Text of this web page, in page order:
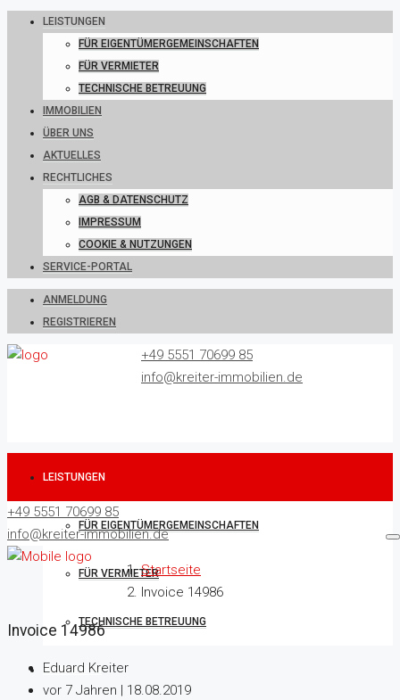
LEISTUNGEN
FÜR EIGENTÜMERGEMEINSCHAFTEN
FÜR VERMIETER
TECHNISCHE BETREUUNG
IMMOBILIEN
ÜBER UNS
AKTUELLES
RECHTLICHES
AGB & DATENSCHUTZ
IMPRESSUM
COOKIE & NUTZUNGEN
SERVICE-PORTAL
ANMELDUNG
REGISTRIEREN
+49 5551 70699 85
info@kreiter-immobilien.de
LEISTUNGEN
FÜR EIGENTÜMERGEMEINSCHAFTEN
FÜR VERMIETER
TECHNISCHE BETREUUNG
IMMOBILIEN
+49 5551 70699 85
info@kreiter-immobilien.de
Startseite
Invoice 14986
Invoice 14986
Eduard Kreiter
vor 7 Jahren | 18.08.2019